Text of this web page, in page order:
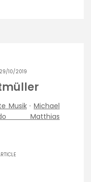
10/2019
Musik· Michael
Matthias